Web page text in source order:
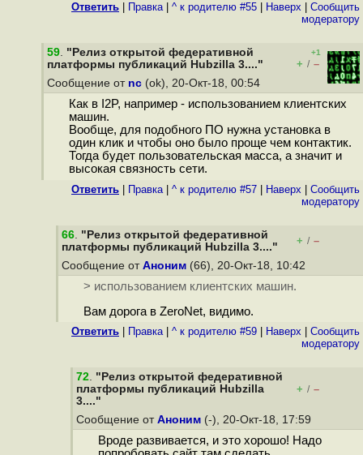
Ответить Правка| ^ к родителю #55 Наверх
Cообщить
модератору
59. "Релиз открытой федеративной
платформы публикаций Hubzilla 3...."
+1
+ / –
Сообщение от nc (ok), 20-Окт-18, 00:54
Как в I2P, например - использованием клиентских
машин.
Вообще, для подобного ПО нужна установка в
один клик и чтобы оно было проще чем контактик.
Тогда будет пользовательская масса, а значит и
высокая связность сети.
Ответить Правка| ^ к родителю #57 Наверх
Cообщить
модератору
66. "Релиз открытой федеративной
платформы публикаций Hubzilla 3...."
+ / –
Сообщение от Аноним (66), 20-Окт-18, 10:42
> использованием клиентских машин.
Вам дорога в ZeroNet, видимо.
Ответить Правка| ^ к родителю #59 Наверх
Cообщить
модератору
72. "Релиз открытой федеративной
платформы публикаций Hubzilla
3...."
+ / –
Сообщение от Аноним (-), 20-Окт-18, 17:59
Вроде развивается, и это хорошо! Надо